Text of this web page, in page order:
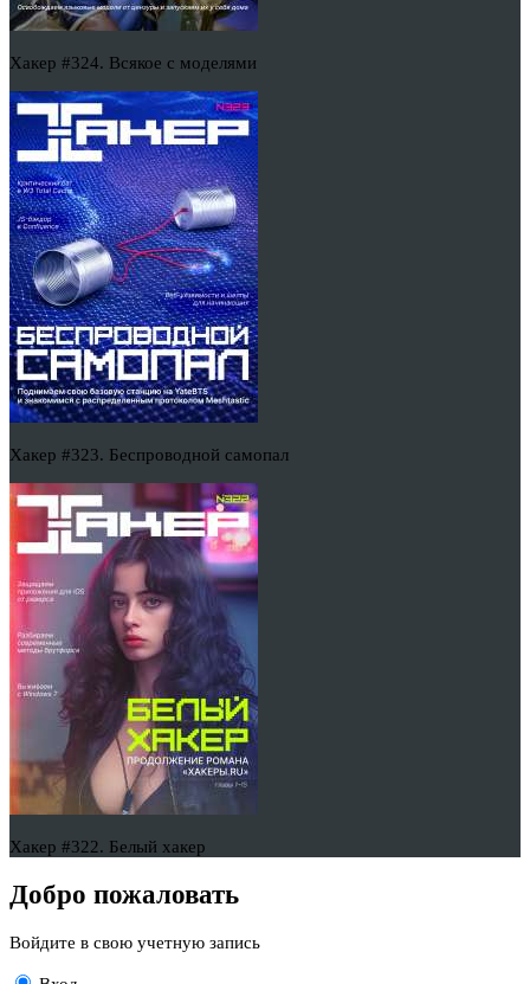
Хакер #324. Всякое с моделями
Хакер #323. Беспроводной самопал
Хакер #322. Белый хакер
Добро пожаловать
Войдите в свою учетную запись